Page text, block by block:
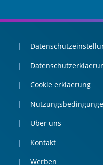
Cookie erklaerung
Über uns
Kontakt
Werben